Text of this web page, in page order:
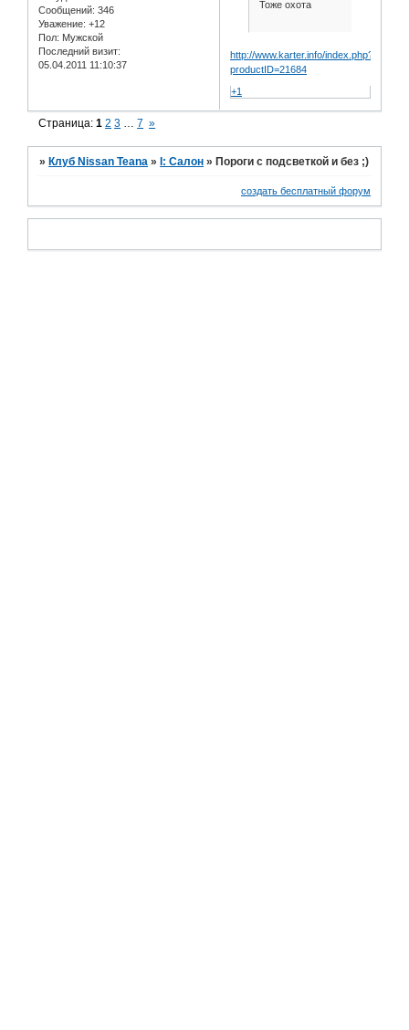
Сообщений: 346
Уважение: +12
Пол: Мужской
Последний визит:
05.04.2011 11:10:37
Тоже охота
http://www.karter.info/index.php?
productID=21684
+1
Страница:1 2 3 … 7 »
» Клуб Nissan Teana » I: Салон » Пороги с подсветкой и без ;)
создать бесплатный форум